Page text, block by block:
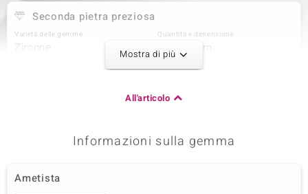
Seconda pietra preziosa
Varietà delle gemme
Zircone
Quantità e dimensione
6 à 1,7 mm
Origine
Zircone
Mostra di più
All'articolo
Informazioni sulla gemma
Ametista